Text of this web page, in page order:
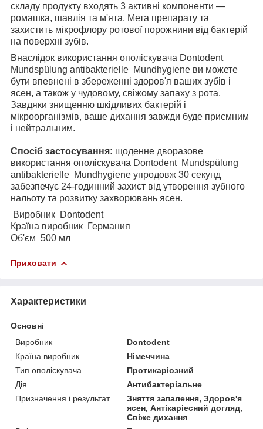
складу продукту входять 3 активні компоненти —
ромашка, шавлія та м'ята. Мета препарату та
захистить мікрофлору ротової порожнини від бактерій
на поверхні зубів.
Внаслідок використання ополіскувача Dontodent
Mundspülung antibakterielle Mundhygiene ви можете
бути впевнені в збереженні здоров'я ваших зубів і
ясен, а також у чудовому, свіжому запаху з рота.
Завдяки знищенню шкідливих бактерій і
мікроорганізмів, ваше дихання завжди буде приємним
і нейтральним.
Спосіб застосування: щоденне дворазове
використання ополіскувача Dontodent Mundspülung
antibakterielle Mundhygiene упродовж 30 секунд
забезпечує 24-годинний захист від утворення зубного
нальоту та розвитку захворювань ясен.
Виробник Dontodent
Країна виробник Германия
Об'єм 500 мл
Приховати
Характеристики
Основні
Виробник
Dontodent
Країна виробник
Німеччина
Тип ополіскувача
Протикаріозний
Дія
Антибактеріальне
Призначення і результат
Зняття запалення, Здоров'я
ясен, Антікаріесний догляд,
Свіже дихання